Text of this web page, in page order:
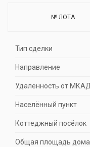
№ ЛОТА
Тип сделки
Направление
Удаленность от МКАД
Населённый пункт
Коттеджный посёлок
Общая площадь дома